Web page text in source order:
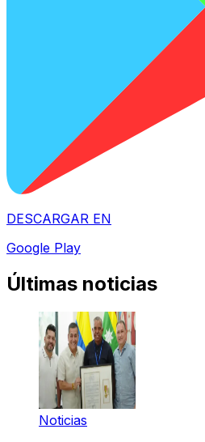
DESCARGAR EN
Google Play
Últimas noticias
Noticias